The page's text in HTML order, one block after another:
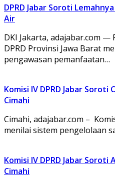
DPRD Jabar Soroti
Air
DKI Jakarta, adajabar.com —
DPRD Provinsi Jawa Barat
pengawasan pemanfaatan…
Komisi IV DPRD Jabar
Cimahi
Cimahi, adajabar.com –
menilai sistem pengelolaan
Komisi IV DPRD Jabar
Cimahi